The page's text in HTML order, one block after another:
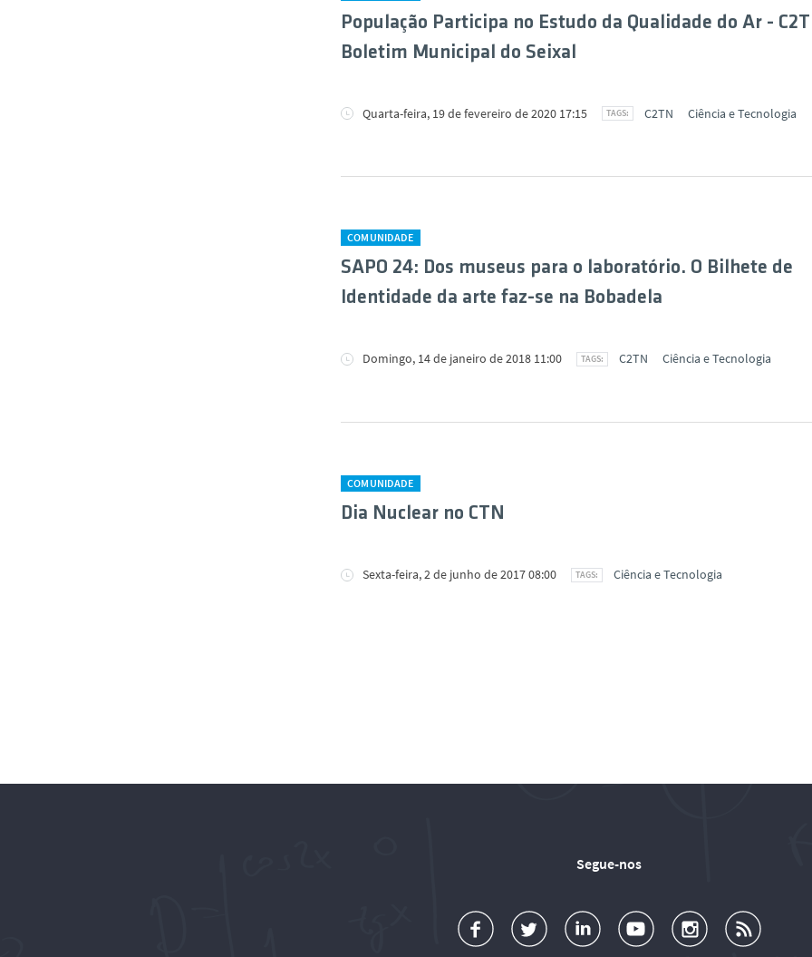
População Participa no Estudo da Qualidade do Ar -
Boletim Municipal do Seixal
Quarta-feira, 19 de fevereiro de 2020 17:15 C2TN Ciência e Tecnologia
COMUNIDADE
SAPO 24: Dos museus para o laboratório. O Bilhete de
Identidade da arte faz-se na Bobadela
Domingo, 14 de janeiro de 2018 11:00 C2TN Ciência e Tecnologia
COMUNIDADE
Dia Nuclear no CTN
Sexta-feira, 2 de junho de 2017 08:00 Ciência e Tecnologia
Segue-nos
a
o
d
o
o
u